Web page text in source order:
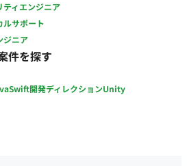
ティエンジニア
ルサポート
ジニア
件を探す
Swift開発ディレクションUnity